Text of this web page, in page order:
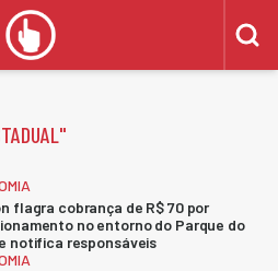
"
flagra cobrança de R$ 70 por
no entorno do Parque do
notifica responsáveis